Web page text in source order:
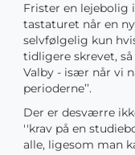
Frister en lejebolig
tastaturet når en
selvfølgelig kun
tidligere skrevet,
Valby - især når vi
perioderne’’.
Der er desværre
''krav på en
alle, ligesom man